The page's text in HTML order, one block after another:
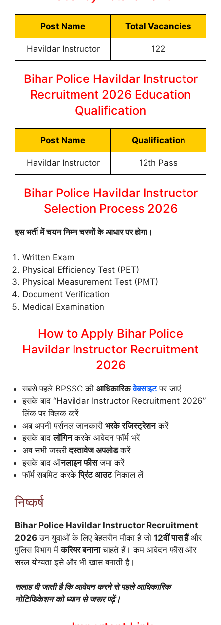
Post Name Total Vacancies
Havildar Instructor 122
Bihar Police Havildar Instructor
Recruitment 2026 Education
Qualification
Post Name Qualification
Havildar Instructor 12th Pass
Bihar Police Havildar Instructor
Selection Process 2026
इस भर्ती में चयन निम्न चरणों के आधार पर होगा।
Written Exam
Physical Efficiency Test (PET)
Physical Measurement Test (PMT)
Document Verification
Medical Examination
How to Apply Bihar Police
Havildar Instructor Recruitment
2026
सबसे पहले BPSSC की आधिकारिकवेबसाइटपर जाएं
इसके बाद “Havildar Instructor Recruitment 2026”
लिंक पर क्लिक करें
अब अपनी पर्सनल जानकारी भरके रजिस्ट्रेशनकरें
इसके बादलॉगिनकरके आवेदन फॉर्म भरें
अब सभी जरूरीदस्तावेज अपलोडकरें
इसके बाद ऑनलाइन फीसजमा करें
फॉर्म सबमिट करकेप्रिंट आउटनिकाल लें
निष्कर्ष
Bihar Police Havildar Instructor Recruitment
2026 उन युवाओं के लिए बेहतरीन मौका है जो 12वीं पास हैंऔर
पुलिस विभाग मेंकरियर बनानाचाहते हैं। कम आवेदन फीस और
सरल योग्यता इसे और भी खास बनाती है।
सलाह दी जाती है कि आवेदन करने से पहले आधिकारिक
नोटिफिकेशन को ध्यान से जरूर पढ़ें।